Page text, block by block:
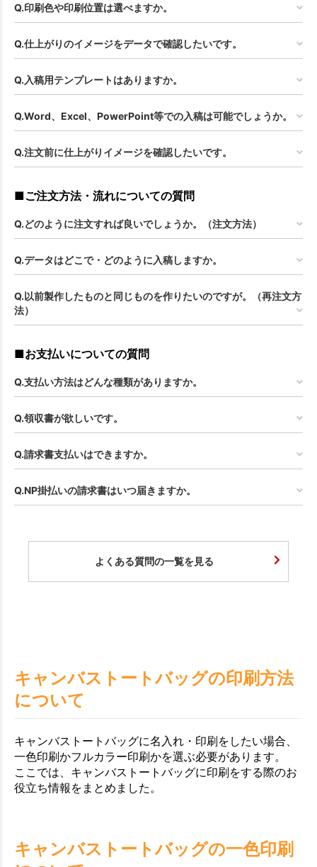
Q.印刷色や印刷位置は選べますか。
Q.仕上がりのイメージをデータで確認したいです。
Q.入稿用テンプレートはありますか。
Q.Word、Excel、PowerPoint等での入稿は可能でしょうか。
Q.注文前に仕上がりイメージを確認したいです。
■ご注文方法・流れについての質問
Q.どのように注文すれば良いでしょうか。（注文方法）
Q.データはどこで・どのように入稿しますか。
Q.以前製作したものと同じものを作りたいのですが。（再注文方
法）
■お支払いについての質問
Q.支払い方法はどんな種類がありますか。
Q.領収書が欲しいです。
Q.請求書支払いはできますか。
Q.NP掛払いの請求書はいつ届きますか。
よくある質問の一覧を見る
キャンバストートバッグの印刷方法
について
キャンバストートバッグに名入れ・印刷をしたい場合、
一色印刷かフルカラー印刷かを選ぶ必要があります。
ここでは、キャンバストートバッグに印刷をする際のお
役立ち情報をまとめました。
キャンバストートバッグの一色印刷